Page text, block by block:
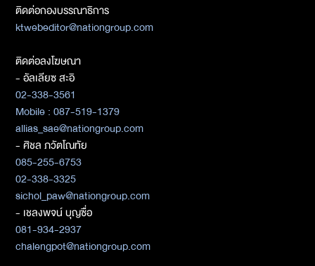
ติดต่อกองบรรณาธิการ
ktwebeditor@nationgroup.com
ติดต่อลงโฆษณา
- อัลเลียซ สะอิ
02-338-3561
Mobile : 087-519-1379
allias_sae@nationgroup.com
- ศิชล ภวัตโณทัย
085-255-6753
02-338-3325
sichol_paw@nationgroup.com
- เชลงพจน์ บุญซื่อ
081-934-2937
chalengpot@nationgroup.com